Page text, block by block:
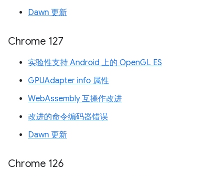
Dawn 更新
Chrome 127
实验性支持 Android 上的 OpenGL ES
GPUAdapter info 属性
WebAssembly 互操作改进
改进的命令编码器错误
Dawn 更新
Chrome 126